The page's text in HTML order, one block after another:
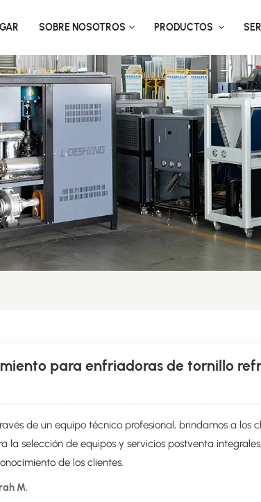
SOBRE NOSOTROS PRODUCTOS
para enfriadoras de tornillo
de un equipo técnico profesional, brindamos a los
la selección de equipos y servicios postventa
de los clientes.
M.